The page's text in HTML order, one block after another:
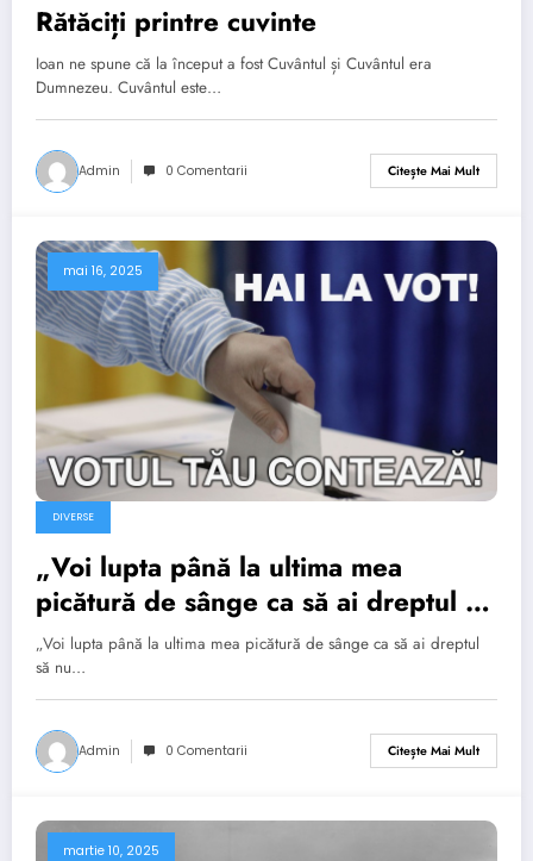
Rătăciți printre cuvinte
Ioan ne spune că la început a fost Cuvântul și Cuvântul era
Dumnezeu. Cuvântul este…
Admin 0 Comentarii Citește Mai Mult
mai 16, 2025
DIVERSE
„Voi lupta până la ultima mea
picătură de sânge ca să ai dreptul să
nu fii de acord cu mine!“
„Voi lupta până la ultima mea picătură de sânge ca să ai dreptul
să nu…
Admin 0 Comentarii Citește Mai Mult
martie 10, 2025